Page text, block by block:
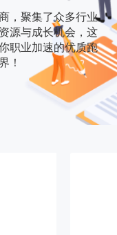
，聚集了众多行业
源与成长机会，这
职业加速的优质跑
！